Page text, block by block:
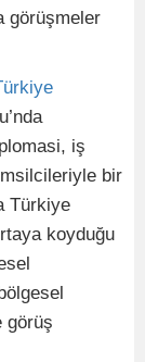
görüşmeler
iş
bir
Türkiye
koyduğu
görüş